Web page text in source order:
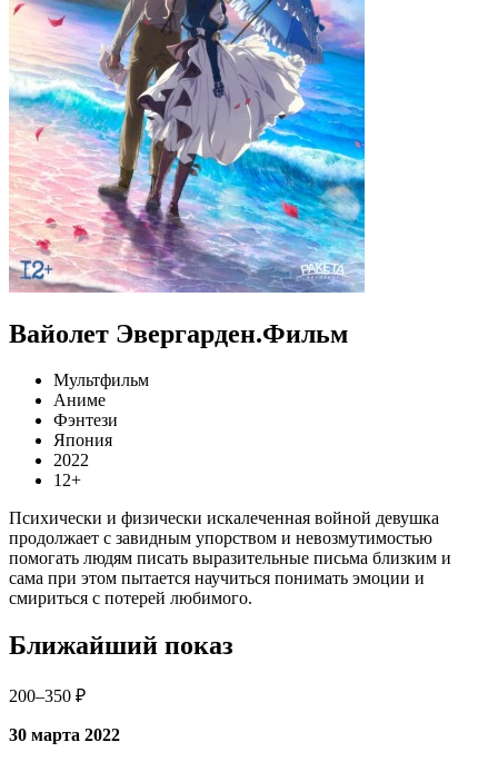
Вайолет Эвергарден.Фильм
Мультфильм
Аниме
Фэнтези
Япония
2022
12+
Психически и физически искалеченная войной девушка
продолжает с завидным упорством и невозмутимостью
помогать людям писать выразительные письма близким и
сама при этом пытается научиться понимать эмоции и
смириться с потерей любимого.
Ближайший показ
200–350 ₽
30 марта 2022